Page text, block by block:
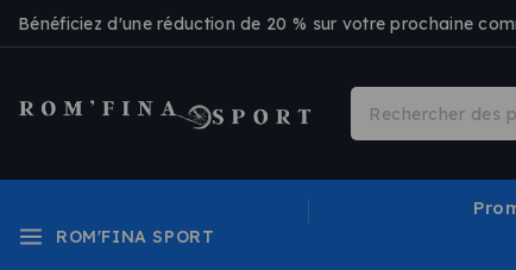
Bénéficiez d'une réduction de 20 % sur votre prochaine
ROM'FINA SPORT